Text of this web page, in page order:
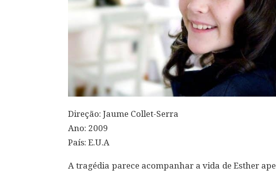
Direção: Jaume Collet-Serra
Ano: 2009
País: E.U.A
A tragédia parece acompanhar a vida de Esther